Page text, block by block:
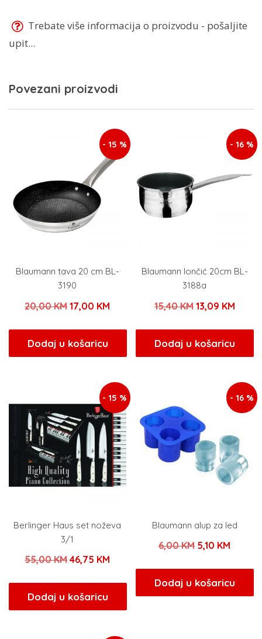
Trebate više informacija o proizvodu - pošaljite
upit...
Povezani proizvodi
- 15 %
Blaumann tava 20 cm BL-
3190
20,00KMIzvorna
bila
je:
17,00 KM
17,00 KM.
Dodaj u košaricu
- 16 %
Blaumann lončić 20cm BL-
3188a
15,40KM Izvorna
bila
je:
13,09 KM
je:
13,09
Dodaj u košaricu
- 15 %
Berlinger Haus set noževa
3/1
55,00KMIzvorna
bila
je:
46,75 KM
46,75 KM.
Dodaj u košaricu
- 16 %
Blaumann alup za led
6,00KM Izvorna
bila
je:
5,10 KM
je:
5,10
Dodaj u košaricu